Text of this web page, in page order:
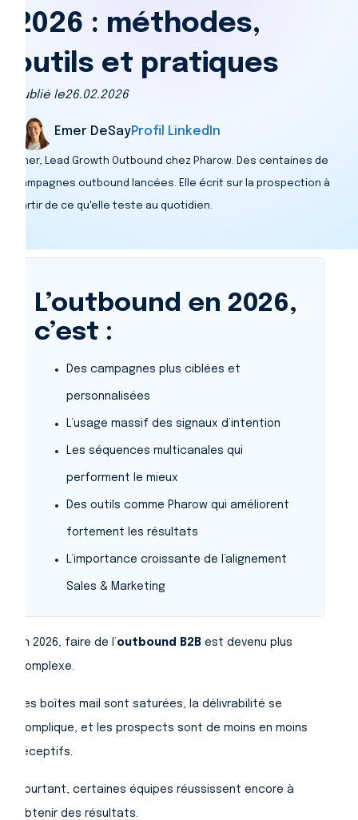
2026 : méthodes,
outils et pratiques
Publié le26.02.2026
Emer DeSayProfil LinkedIn
Emer, Lead Growth Outbound chez Pharow. Des centaines de
campagnes outbound lancées. Elle écrit sur la prospection à
partir de ce qu'elle teste au quotidien.
L’outbound en 2026,
c’est :
Des campagnes plus ciblées et
personnalisées
L’usage massif des signaux d’intention
Les séquences multicanales qui
performent le mieux
Des outils comme Pharow qui améliorent
fortement les résultats
L’importance croissante de l’alignement
Sales & Marketing
En 2026, faire de l’outbound B2B est devenu plus
complexe.
Les boîtes mail sont saturées, la délivrabilité se
complique, et les prospects sont de moins en moins
réceptifs.
Pourtant, certaines équipes réussissent encore à
obtenir des résultats.